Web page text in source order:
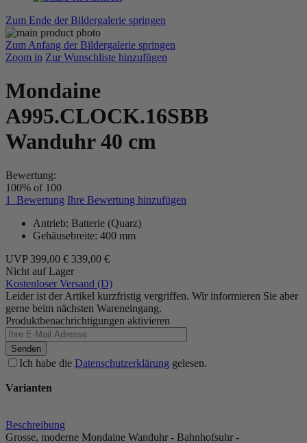
Zum Ende der Bildergalerie springen
Zum Anfang der Bildergalerie springen
Zoom in Zur Wunschliste hinzufügen
Mondaine
A995.CLOCK.16SBB
Wanduhr 40 cm
Bewertung:
100% of 100
1
Bewertung Ihre Bewertung hinzufügen
Antrieb: Batterie (Quarz)
Gehäusebreite: 400 mm
UVP 399,00 € 339,00 €
Nicht auf Lager
Kostenloser Versand (D)
Leider ist der Artikel kurzfristig vergriffen. Wir informieren Sie aber
gerne beim nächsten Wareneingang.
Produktbenachrichtigungen aktivieren
Senden
Ich habe die Datenschutzerklärung gelesen.
Varianten
Beschreibung
Grosse, moderne Mondaine Wanduhr - Bahnhofsuhr -